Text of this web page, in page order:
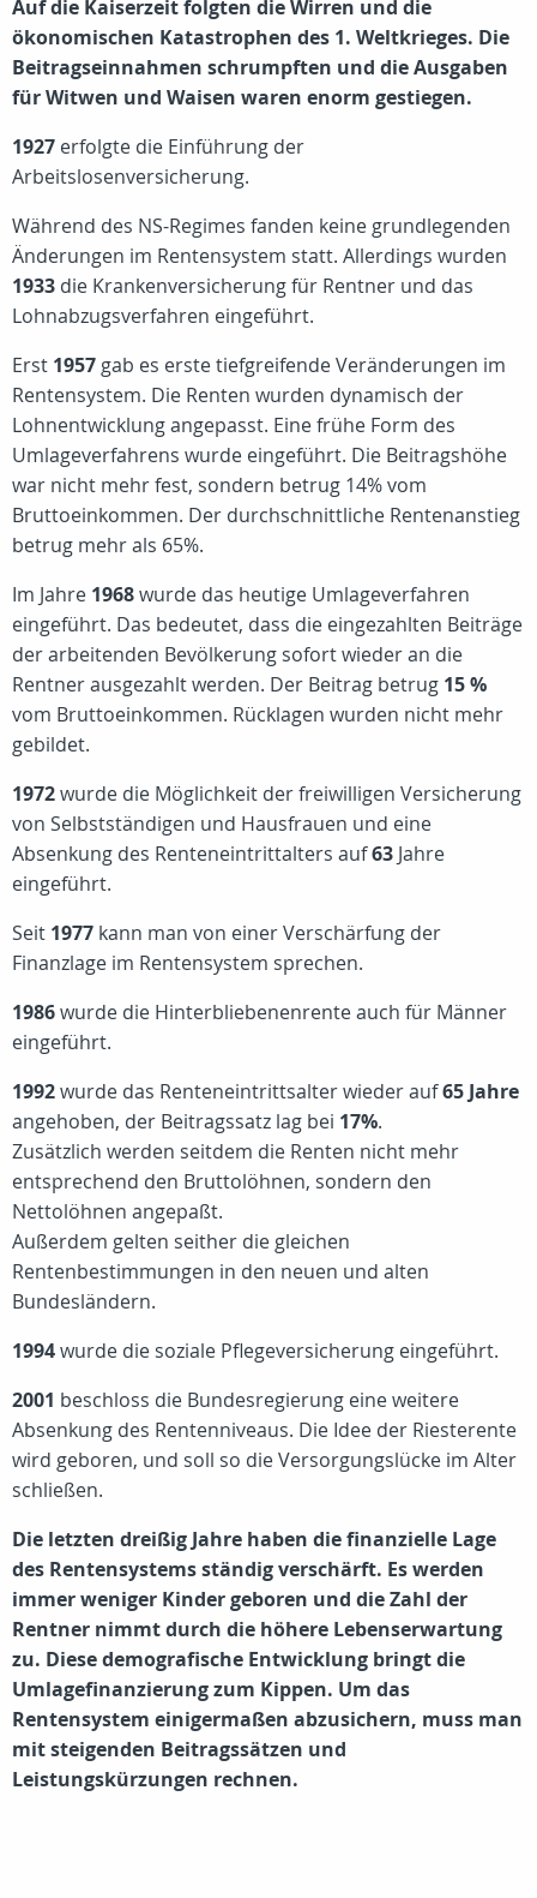
Auf die Kaiserzeit folgten die Wirren und die
ökonomischen Katastrophen des 1. Weltkrieges. Die
Beitragseinnahmen schrumpften und die Ausgaben
für Witwen und Waisen waren enorm gestiegen.
1927 erfolgte die Einführung der
Arbeitslosenversicherung.
Während des NS-Regimes fanden keine grundlegenden
Änderungen im Rentensystem statt. Allerdings wurden
1933 die Krankenversicherung für Rentner und das
Lohnabzugsverfahren eingeführt.
Erst 1957 gab es erste tiefgreifende Veränderungen im
Rentensystem. Die Renten wurden dynamisch der
Lohnentwicklung angepasst. Eine frühe Form des
Umlageverfahrens wurde eingeführt. Die Beitragshöhe
war nicht mehr fest, sondern betrug 14% vom
Bruttoeinkommen. Der durchschnittliche Rentenanstieg
betrug mehr als 65%.
Im Jahre 1968wurde das heutige Umlageverfahren
eingeführt. Das bedeutet, dass die eingezahlten Beiträge
der arbeitenden Bevölkerung sofort wieder an die
Rentner ausgezahlt werden. Der Beitrag betrug 15 %
vom Bruttoeinkommen. Rücklagen wurden nicht mehr
gebildet.
1972wurde die Möglichkeit der freiwilligen Versicherung
von Selbstständigen und Hausfrauen und eine
Absenkung des Renteneintrittalters auf63 Jahre
eingeführt.
Seit 1977 kann man von einer Verschärfung der
Finanzlage im Rentensystem sprechen.
1986wurde die Hinterbliebenenrente auch für Männer
eingeführt.
1992wurde das Renteneintrittsalter wieder auf65 Jahre
angehoben, der Beitragssatz lag bei 17%.
Zusätzlich werden seitdem die Renten nicht mehr
entsprechend den Bruttolöhnen, sondern den
Nettolöhnen angepaßt.
Außerdem gelten seither die gleichen
Rentenbestimmungen in den neuen und alten
Bundesländern.
1994wurde die soziale Pflegeversicherung eingeführt.
2001 beschloss die Bundesregierung eine weitere
Absenkung des Rentenniveaus. Die Idee der Riesterente
wird geboren, und soll so die Versorgungslücke im Alter
schließen.
Die letzten dreißig Jahre haben die finanzielle Lage
des Rentensystems ständig verschärft. Es werden
immer weniger Kinder geboren und die Zahl der
Rentner nimmt durch die höhere Lebenserwartung
zu. Diese demografische Entwicklung bringt die
Umlagefinanzierung zum Kippen. Um das
Rentensystem einigermaßen abzusichern, muss man
mit steigenden Beitragssätzen und
Leistungskürzungen rechnen.